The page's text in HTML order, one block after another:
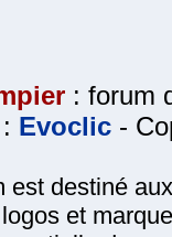
: forum
Evoclic -
est destiné
et